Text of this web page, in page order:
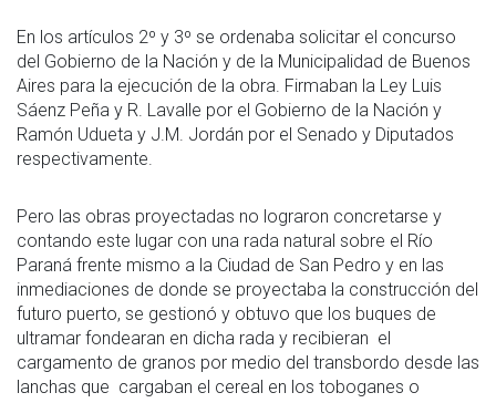
En los artículos 2º y 3º se ordenaba solicitar el concurso
del Gobierno de la Nación y de la Municipalidad de Buenos
Aires para la ejecución de la obra. Firmaban la Ley Luis
Sáenz Peña y R. Lavalle por el Gobierno de la Nación y
Ramón Udueta y J.M. Jordán por el Senado y Diputados
respectivamente.
Pero las obras proyectadas no lograron concretarse y
contando este lugar con una rada natural sobre el Río
Paraná frente mismo a la Ciudad de San Pedro y en las
inmediaciones de donde se proyectaba la construcción del
futuro puerto, se gestionó y obtuvo que los buques de
ultramar fondearan en dicha rada y recibieran el
cargamento de granos por medio del transbordo desde las
lanchas que cargaban el cereal en los toboganes o